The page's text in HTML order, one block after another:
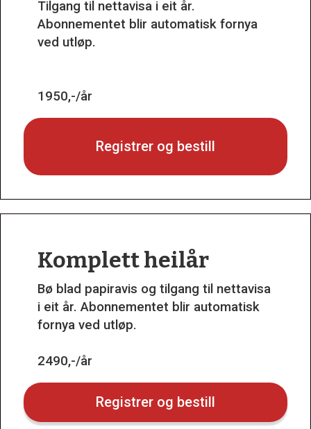
Tilgang til nettavisa i eit år.
Abonnementet blir automatisk fornya
ved utløp.
1950,-/år
Registrer og bestill
Komplett heilår
Bø blad papiravis og tilgang til nettavisa
i eit år. Abonnementet blir automatisk
fornya ved utløp.
2490,-/år
Registrer og bestill